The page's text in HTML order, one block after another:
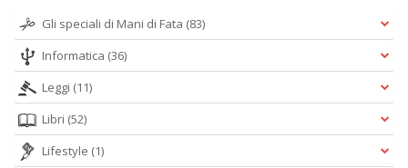
Gli speciali di Mani di Fata (83)
Informatica (36)
Leggi (11)
Libri (52)
Lifestyle (1)